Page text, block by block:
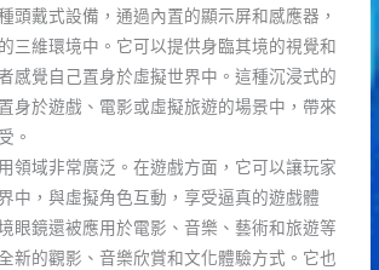
頭戴式設備，通過內置的顯示屏和感應器，
三維環境中。它可以提供身臨其境的視覺和
感覺自己置身於虛擬世界中。這種沉浸式的
身於遊戲、電影或虛擬旅遊的場景中，帶來
。
領域非常廣泛。在遊戲方面，它可以讓玩家
中，與虛擬角色互動，享受逼真的遊戲體
眼鏡還被應用於電影、音樂、藝術和旅遊等
新的觀影、音樂欣賞和文化體驗方式。它也